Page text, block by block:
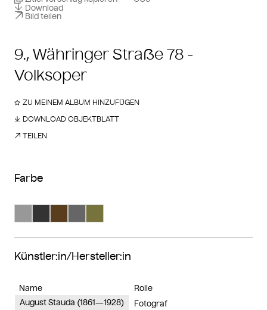
9., Währinger Straße 78 -
Volksoper
Download
Bild teilen
ZU MEINEM ALBUM HINZUFÜGEN
DOWNLOAD OBJEKTBLATT
TEILEN
Farbe
Künstler:in/Hersteller:in
Name
Rolle
August Stauda (1861—1928)
Fotograf